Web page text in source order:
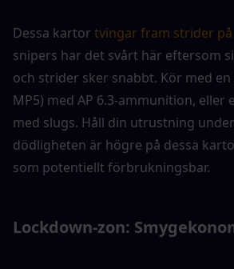
Dessa kartor tvingar fram strider
snipers har det svårt här eftersom
och strider sker snabbt. Kör med en
MP5) med AP 6.3-ammunition, eller
med slugs. Håll din utrustning
dödligheten är högre på dessa
som potentiellt förbrukningsbar.
Lockdown-zon: